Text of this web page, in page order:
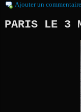
Ajouter un commentaire
PARIS LE 3